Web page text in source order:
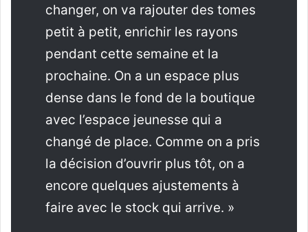
changer, on va rajouter des tomes
petit à petit, enrichir les rayons
pendant cette semaine et la
prochaine. On a un espace plus
dense dans le fond de la boutique
avec l’espace jeunesse qui a
changé de place. Comme on a pris
la décision d’ouvrir plus tôt, on a
encore quelques ajustements à
faire avec le stock qui arrive. »